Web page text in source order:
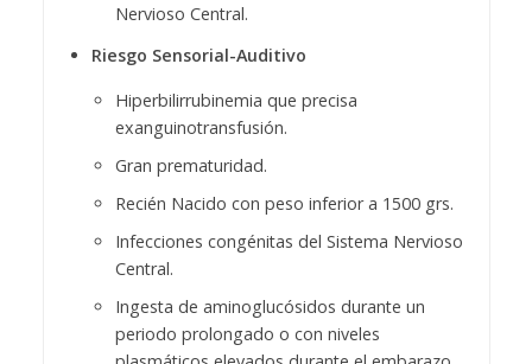
Nervioso Central.
Riesgo Sensorial-Auditivo
Hiperbilirrubinemia que precisa
exanguinotransfusión.
Gran prematuridad.
Recién Nacido con peso inferior a 1500 grs.
Infecciones congénitas del Sistema Nervioso
Central.
Ingesta de aminoglucósidos durante un
periodo prolongado o con niveles